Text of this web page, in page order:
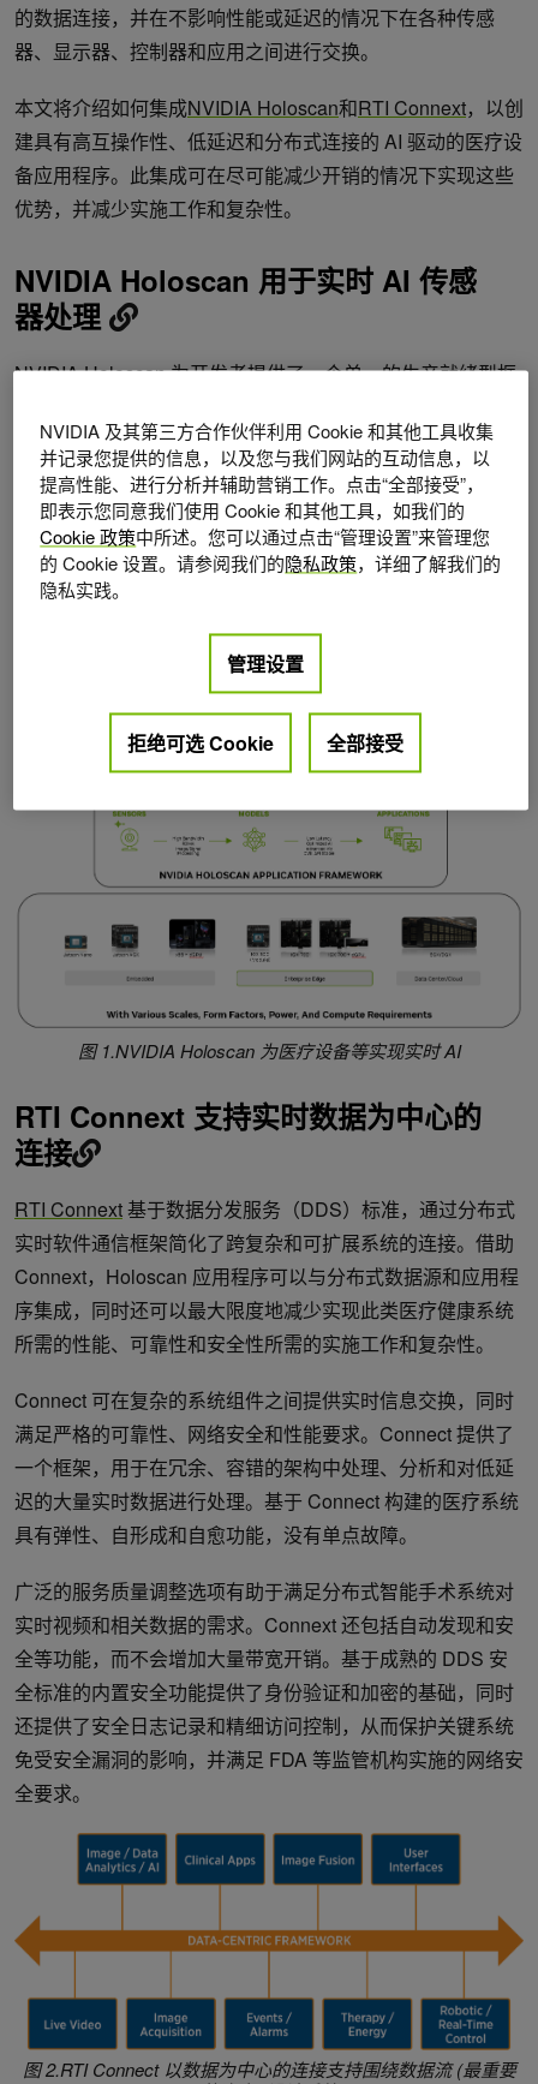
的数据连接，并在不影响性能或延迟的情况下在各种传感
器、显示器、控制器和应用之间进行交换。
本文将介绍如何集成NVIDIA Holoscan和RTI Connext，以创
建具有高互操作性、低延迟和分布式连接的 AI 驱动的医疗设
备应用程序。此集成可在尽可能减少开销的情况下实现这些
优势，并减少实施工作和复杂性。
NVIDIA Holoscan 用于实时 AI 传感
器处理
NVIDIA Holoscan为开发者提供了一个单一的生产就绪型框
输入到加速计算和 AI 推理、实时可视化、驱动和数据流输
出。
这种全面的解决方案有效地解决了众多边缘 AI 开发挑战。
Holoscan 可确保最佳应用程序性能，同时消除开发复杂性，
缩短上市时间，并在低代码、高性能的基础设施中提供
Python 和 C++ 编码的便利性。在简言之，Holoscan 是一个
框架，用于以模块化、可扩展、软件定义和以 GPU 为中心
的方式将高速 I/O 连接到 GPU。
图 1.NVIDIA Holoscan 为医疗设备等实现实时 AI
RTI Connext 支持实时数据为中心的
连接
RTI Connext基于数据分发服务（DDS）标准，通过分布式
实时软件通信框架简化了跨复杂和可扩展系统的连接。借助
Connext，Holoscan 应用程序可以与分布式数据源和应用程
序集成，同时还可以最大限度地减少实现此类医疗健康系统
所需的性能、可靠性和安全性所需的实施工作和复杂性。
Connect 可在复杂的系统组件之间提供实时信息交换，同时
满足严格的可靠性、网络安全和性能要求。Connect 提供了
一个框架，用于在冗余、容错的架构中处理、分析和对低延
迟的大量实时数据进行处理。基于 Connect 构建的医疗系统
具有弹性、自形成和自愈功能，没有单点故障。
广泛的服务质量调整选项有助于满足分布式智能手术系统对
实时视频和相关数据的需求。Connext 还包括自动发现和安
全等功能，而不会增加大量带宽开销。基于成熟的 DDS 安
全标准的内置安全功能提供了身份验证和加密的基础，同时
还提供了安全日志记录和精细访问控制，从而保护关键系统
免受安全漏洞的影响，并满足 FDA 等监管机构实施的网络安
全要求。
图 2.RTI Connect 以数据为中心的连接支持围绕数据流 (最重要
NVIDIA 及其第三方合作伙伴利用 Cookie 和其他工具收集
并记录您提供的信息，以及您与我们网站的互动信息，以
提高性能、进行分析并辅助营销工作。点击“全部接受”，
即表示您同意我们使用 Cookie 和其他工具，如我们的
Cookie 政策中所述。您可以通过点击“管理设置”来管理您
的 Cookie 设置。请参阅我们的隐私政策，详细了解我们的
隐私实践。
管理设置
拒绝可选 Cookie 全部接受